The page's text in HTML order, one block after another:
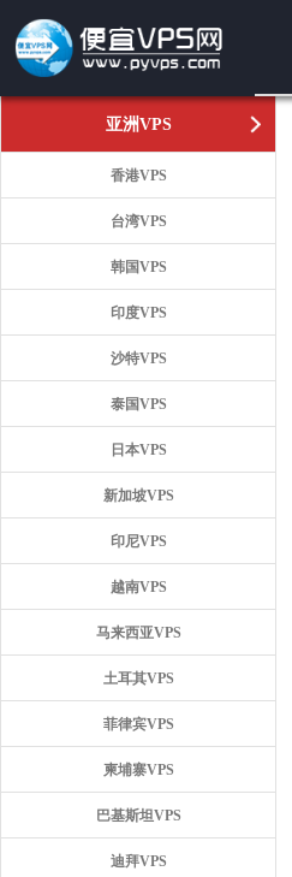
亚洲VPS
香港VPS
台湾VPS
韩国VPS
印度VPS
沙特VPS
泰国VPS
日本VPS
新加坡VPS
印尼VPS
越南VPS
马来西亚VPS
土耳其VPS
菲律宾VPS
柬埔寨VPS
巴基斯坦VPS
迪拜VPS